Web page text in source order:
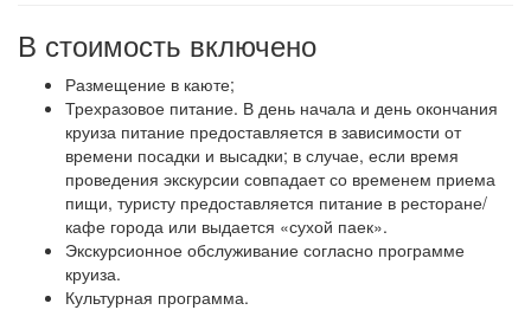
В стоимость включено
Размещение в каюте;
Трехразовое питание. В день начала и день окончания
круиза питание предоставляется в зависимости от
времени посадки и высадки; в случае, если время
проведения экскурсии совпадает со временем приема
пищи, туристу предоставляется питание в ресторане/
кафе города или выдается «сухой паек».
Экскурсионное обслуживание согласно программе
круиза.
Культурная программа.